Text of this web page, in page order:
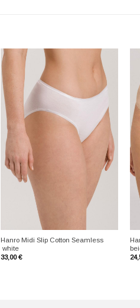
Hanro Midi Slip Cotton Seamless
white
33,00€